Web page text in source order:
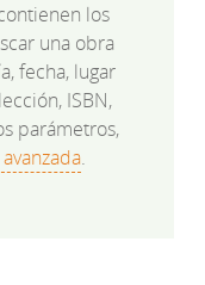
los
una obra
fecha, lugar
ISBN,
parámetros,
.